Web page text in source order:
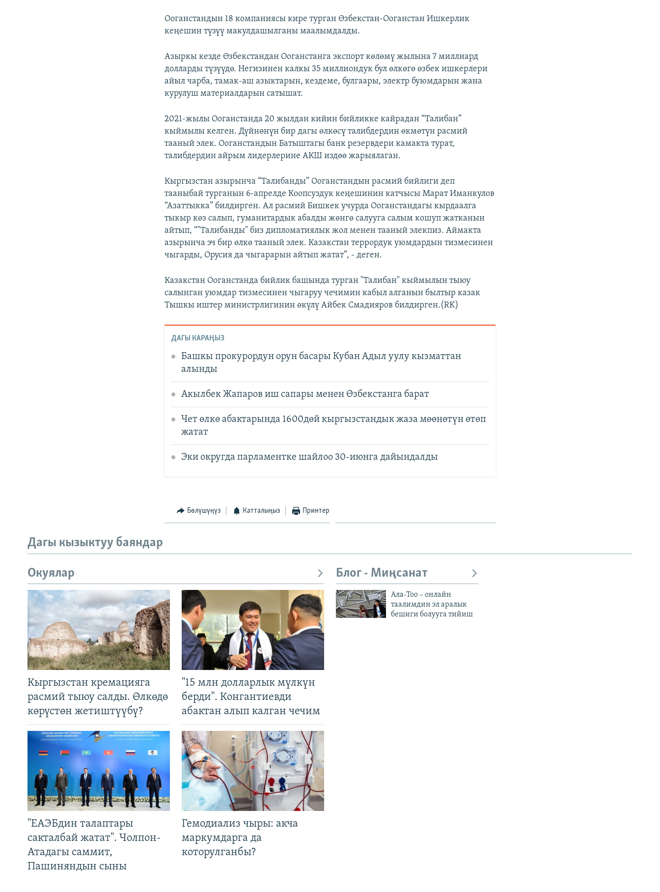
Ооганстандын 18 компаниясы кире турган Өзбекстан-Ооганстан Ишкерлик
кеңешин түзүү макулдашылганы маалымдалды.
Азыркы кезде Өзбекстандан Ооганстанга экспорт көлөмү жылына 7 миллиард
долларды түзүүдө. Негизинен калкы 35 миллиондук бул өлкөгө өзбек ишкерлери
айыл чарба, тамак-аш азыктарын, кездеме, булгаары, электр буюмдарын жана
курулуш материалдарын сатышат.
2021-жылы Ооганстанда 20 жылдан кийин бийликке кайрадан “Талибан”
кыймылы келген. Дүйнөнүн бир дагы өлкөсү талибдердин өкмөтүн расмий
тааный элек. Ооганстандын Батыштагы банк резервдери камакта турат,
талибдердин айрым лидерлерине АКШ издөө жарыялаган.
Кыргызстан азырынча “Талибанды” Ооганстандын расмий бийлиги деп
тааныбай турганын 6-апрелде Коопсуздук кеңешинин катчысы Марат Иманкулов
“Азаттыкка” билдирген. Ал расмий Бишкек учурда Ооганстандагы кырдаалга
тыкыр көз салып, гуманитардык абалды жөнгө салууга салым кошуп жатканын
айтып, “"Талибанды" биз дипломатиялык жол менен тааный элекпиз. Аймакта
азырынча эч бир өлкө тааный элек. Казакстан террордук уюмдардын тизмесинен
чыгарды, Орусия да чыгарарын айтып жатат”, - деген.
Казакстан Ооганстанда бийлик башында турган "Талибан" кыймылын тыюу
салынган уюмдар тизмесинен чыгаруу чечимин кабыл алганын былтыр казак
Тышкы иштер министрлигинин өкүлү Айбек Смадияров билдирген.(RK)
ДАГЫ КАРАҢЫЗ
Башкы прокурордун орун басары Кубан Адыл уулу кызматтан
алынды
Акылбек Жапаров иш сапары менен Өзбекстанга барат
Чет өлкө абактарында 1600дөй кыргызстандык жаза мөөнөтүн өтөп
жатат
Эки округда парламентке шайлоо 30-июнга дайындалды
Бөлүшүңүз Катталыңыз Принтер
Дагы кызыктуу баяндар
Окуялар
Кыргызстан кремацияга
расмий тыюу салды. Өлкөдө
көрүстөн жетиштүүбү?
"15 млн долларлык мүлкүн
берди". Конгантиевди
абактан алып калган чечим
"ЕАЭБдин талаптары
сакталбай жатат". Чолпон-
Атадагы саммит,
Пашиняндын сыны
Гемодиализ чыры: акча
маркумдарга да
которулганбы?
Блог - Миңсанат
Ала-Тоо – онлайн
таалимдин эл аралык
бешиги болууга тийиш